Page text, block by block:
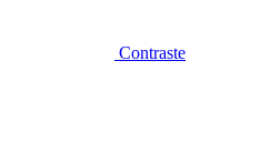
Contraste